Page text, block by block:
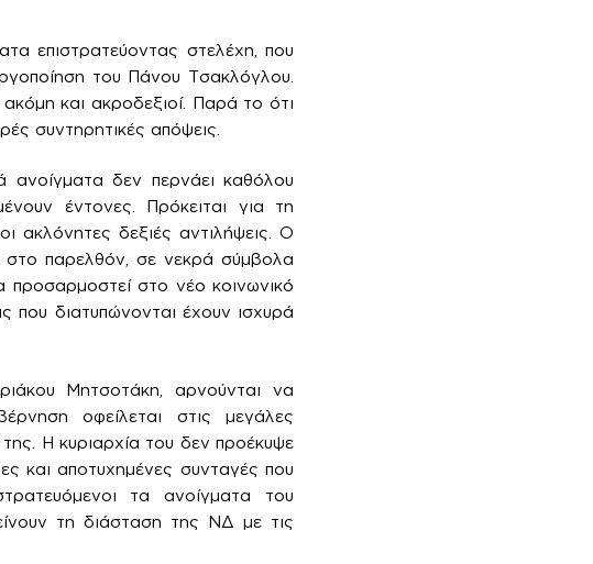
επιστρατεύοντας στελέχη, που
του Πάνου Τσακλόγλου.
και ακροδεξιοί. Παρά το ότι
συντηρητικές απόψεις.
ανοίγματα δεν περνάει καθόλου
έντονες. Πρόκειται για τη
ακλόνητες δεξιές αντιλήψεις. Ο
στο παρελθόν, σε νεκρά σύμβολα
προσαρμοστεί στο νέο κοινωνικό
που διατυπώνονται έχουν ισχυρά
Μητσοτάκη, αρνούνται να
οφείλεται στις μεγάλες
Η κυριαρχία του δεν προέκυψε
και αποτυχημένες συνταγές που
τα ανοίγματα του
τη διάσταση της ΝΔ με τις